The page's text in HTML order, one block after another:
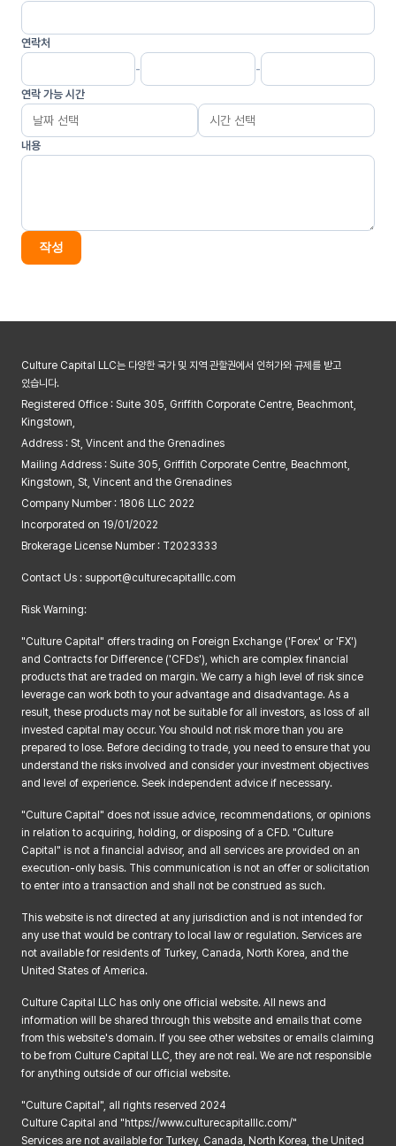
2. 고충 처리
민원인의 신원 확인, 민원사항 확인, 사실조사를 위한 연락·통지, 처리 결과
통보 등의 목적으로 개인정보를 처리합니다.
제2조 (개인정보의 처리 및 보유기간)
① 회사는 법령에 따른 개인정보 보유·이용 기간 또는 정보주체로부터
개인정보를 수집 시에 동의 받은 개인정보 보유·이용 기간 내에서
또는 서비스 해지 시까지
다만, 다음의 사유에 해당하는 경우에는 해당 사유 종료 시까지
제3조 (개인정보의 제3자 제공)
① 회사는 정보주체의 개인정보를 제1조(개인정보의 처리목적)에서 명시한
범위 내에서만 처리하며, 정보주체의 동의, 법률의 특별한 규정 등 개인정보
보호법 제17조 및 제18조에 해당하는 경우에만 개인정보를 제3자에게
제공하고 그 외에는 정보주체의 개인정보를 제3자에게 제공하지 않습니다.
② 회사는 원활한 서비스 제공을 위해 필요한 경우 개인정보보호법 제17조
제1항 제1호에 따라 정보주체의 동의를 얻어 필요 최소한의 범위로만
개인정보를 제3자에게 제공할 수 있습니다.
- 개인정보를 제공받는 자 : 서비스 제공 및 운영에 필요한 협력업체 (제공 시
별도 고지)
- 제공하는 개인정보 항목 : 성함, 연락처, 이메일
제5조(정보주체 및 법정대리인의 권리와 그 행사 방법)
① 정보주체는 회사에 대해 언제든지 다음 각 호의 개인정보 보호 관련
권리를 행사할 수 있습니다.
1. 개인정보 열람 요구
2. 오류 등이 있을 경우 정정 요구
3. 삭제 요구
② 제1항에 따른 권리 행사는 회사에 대해 서면, 전화, 전자우편 등을 통하여
하실 수 있으며 회사는 이에 대해 지체없이 조치하겠습니다.
③ 정보주체가 개인정보의 오류 등에 대한 정정 또는 삭제를 요구한
경우에는 회사는 정정 또는 삭제를 완료할 때까지 당해 개인정보를
④ 제1항에 따른 권리 행사는 정보주체의 법정대리인이나 위임을 받은 자 등
대리인을 통하여 하실 수 있습니다. 이 경우 개인정보 보호법 시행규칙 별지
제11호 서식에 따른 위임장을 제출하셔야 합니다.
있는 정보주체 본인이나 타인의 개인정보 및 사생활을 침해하여서는 아니
됩니다.
제6조(처리하는 개인정보 항목)
회사는 다음의 개인정보 항목을 처리하고 있습니다.
계좌 개설 상담 및 서비스 제공
필수항목 : 성명, 이메일, 연락처, 상담 희망 시간, CFD 투자 경험, 정보 유입
경로
연락처
-
-
연락 가능 시간
내용
작성
Culture Capital LLC는 다양한 국가 및 지역 관할권에서 인허가와 규제를 받고
있습니다.
Registered Office : Suite 305, Griffith Corporate Centre, Beachmont,
Kingstown,
Address : St, Vincent and the Grenadines
Mailing Address : Suite 305, Griffith Corporate Centre, Beachmont,
Kingstown, St, Vincent and the Grenadines
Company Number : 1806 LLC 2022
Incorporated on 19/01/2022
Brokerage License Number : T2023333
Contact Us : support@culturecapitalllc.com
Risk Warning:
"Culture Capital" offers trading on Foreign Exchange ('Forex' or 'FX')
and Contracts for Difference ('CFDs'), which are complex financial
products that are traded on margin. We carry a high level of risk since
leverage can work both to your advantage and disadvantage. As a
result, these products may not be suitable for all investors, as loss of all
invested capital may occur. You should not risk more than you are
prepared to lose. Before deciding to trade, you need to ensure that you
understand the risks involved and consider your investment objectives
and level of experience. Seek independent advice if necessary.
"Culture Capital" does not issue advice, recommendations, or opinions
in relation to acquiring, holding, or disposing of a CFD. "Culture
Capital" is not a financial advisor, and all services are provided on an
execution-only basis. This communication is not an offer or solicitation
to enter into a transaction and shall not be construed as such.
This website is not directed at any jurisdiction and is not intended for
any use that would be contrary to local law or regulation. Services are
not available for residents of Turkey, Canada, North Korea, and the
United States of America.
Culture Capital LLC has only one official website. All news and
information will be shared through this website and emails that come
from this website's domain. If you see other websites or emails claiming
to be from Culture Capital LLC, they are not real. We are not responsible
for anything outside of our official website.
"Culture Capital", all rights reserved 2024
Culture Capital and "https://www.culturecapitalllc.com/"
Services are not available for Turkey, Canada, North Korea, the United